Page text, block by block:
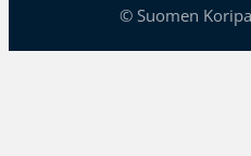
© Suomen